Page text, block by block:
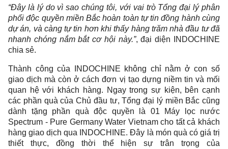
“Đây là lý do vì sao chúng tôi, với vai trò Tổng đại lý phân
phối độc quyền miền Bắc hoàn toàn tự tin đồng hành cùng
dự án, và càng tự tin hơn khi thấy hàng trăm nhà đầu tư đã
nhanh chóng nắm bắt cơ hội này.”, đại diện INDOCHINE
chia sẻ.
Thành công của INDOCHINE không chỉ nằm ở con số
giao dịch mà còn ở cách đơn vị tạo dựng niềm tin và mối
quan hệ với khách hàng. Ngay trong sự kiện, bên cạnh
các phần quà của Chủ đầu tư, Tổng đại lý miền Bắc cũng
dành tặng phần quà độc quyền là 01 Máy lọc nước
Spectrum - Pure Germany Water Vietnam cho tất cả khách
hàng giao dịch qua INDOCHINE. Đây là món quà có giá trị
thiết thực, đồng thời thể hiện sự trân trọng của